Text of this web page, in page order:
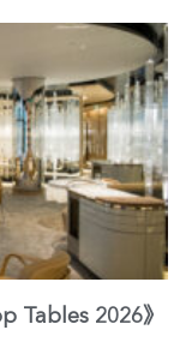
Tables 2026》